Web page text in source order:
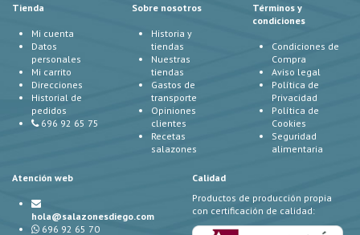
Tienda
Mi cuenta
Datos
personales
Mi carrito
Direcciones
Historial de
pedidos
696 92 65 75
Sobre nosotros
Historia y
tiendas
Nuestras
tiendas
Gastos de
transporte
Opiniones
clientes
Recetas
salazones
Términos y
condiciones
Condiciones de
Compra
Aviso legal
Política de
Privacidad
Política de
Cookies
Seguridad
alimentaria
Atención web
hola@salazonesdiego.com
696 92 65 70
Calidad
Productos de producción propia
con certificación de calidad: